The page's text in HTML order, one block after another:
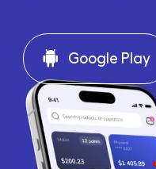
Google Play